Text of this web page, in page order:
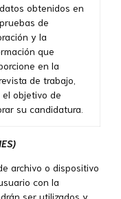
obtenidos en
de
y la
que
en la
de trabajo,
el objetivo de
su candidatura.
archivo o dispositivo
con la
ser utilizados y